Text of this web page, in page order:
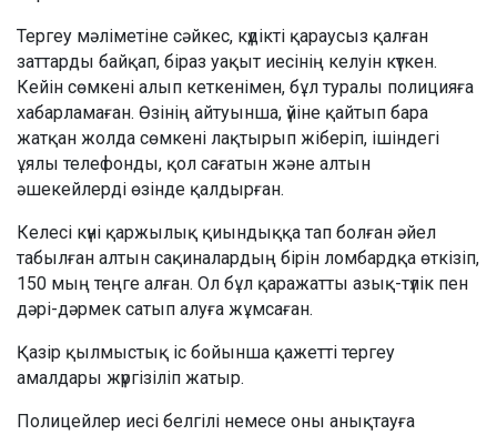
Тергеу мәліметіне сәйкес, күдікті қараусыз қалған
заттарды байқап, біраз уақыт иесінің келуін күткен.
Кейін сөмкені алып кеткенімен, бұл туралы полицияға
хабарламаған. Өзінің айтуынша, үйіне қайтып бара
жатқан жолда сөмкені лақтырып жіберіп, ішіндегі
ұялы телефонды, қол сағатын және алтын
әшекейлерді өзінде қалдырған.
Келесі күні қаржылық қиындыққа тап болған әйел
табылған алтын сақиналардың бірін ломбардқа өткізіп,
150 мың теңге алған. Ол бұл қаражатты азық-түлік пен
дәрі-дәрмек сатып алуға жұмсаған.
Қазір қылмыстық іс бойынша қажетті тергеу
амалдары жүргізіліп жатыр.
Полицейлер иесі белгілі немесе оны анықтауға